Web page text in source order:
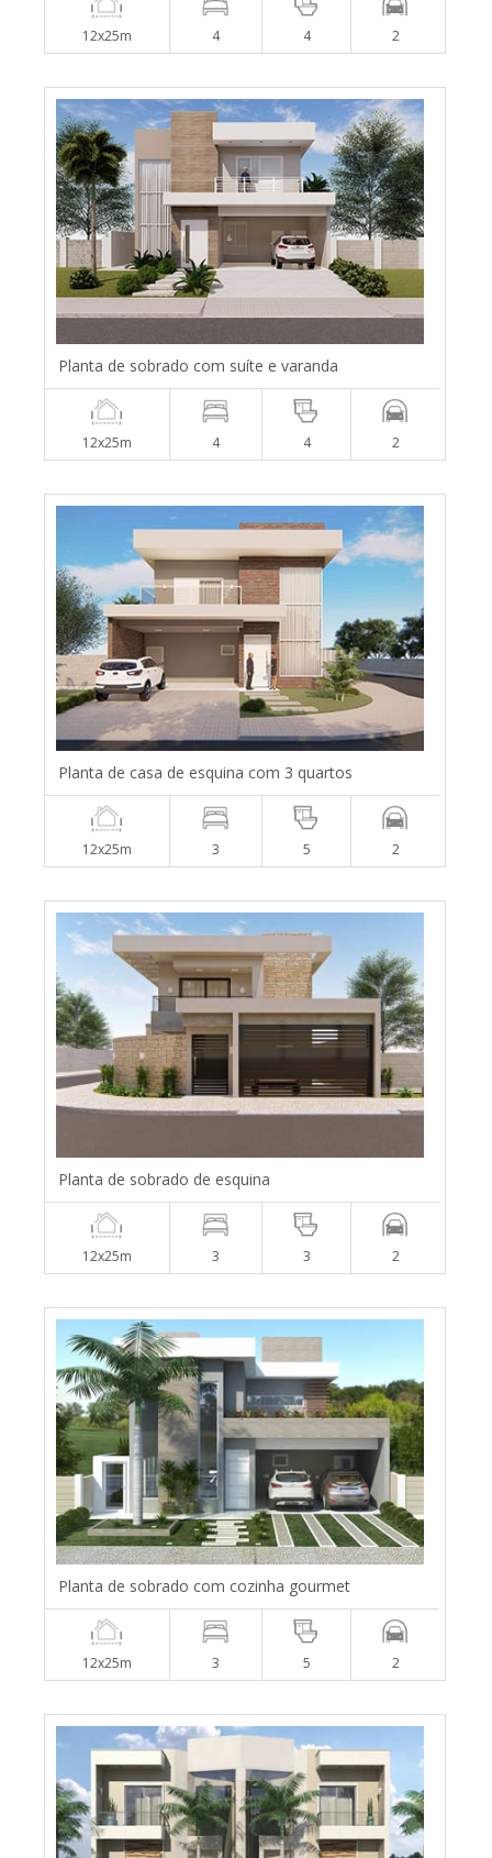
12x25m 4 4 2
Planta de sobrado com suíte e varanda
12x25m 4 4 2
Planta de casa de esquina com 3 quartos
12x25m 3 5 2
Planta de sobrado de esquina
12x25m 3 3 2
Planta de sobrado com cozinha gourmet
12x25m 3 5 2